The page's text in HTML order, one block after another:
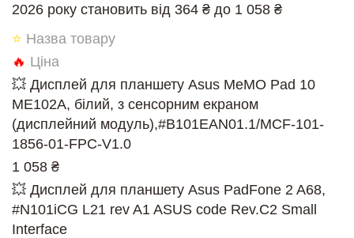
2026 року становить від 364 ₴ до 1 058 ₴
⭐ Назва товару
🔥 Ціна
💥 Дисплей для планшету Asus MeMO Pad 10
ME102A, білий, з сенсорним екраном
(дисплейний модуль),#B101EAN01.1/MCF-101-
1856-01-FPC-V1.0
1 058 ₴
💥 Дисплей для планшету Asus PadFone 2 A68,
#N101iCG L21 rev A1 ASUS code Rev.C2 Small
Interface